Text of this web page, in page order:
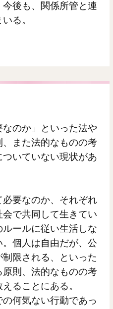
後も、関係所管と連
る。
なのか」といった法や
また法的なものの考
いていない現状があ
必要なのか、それぞれ
で共同して生きてい
ールに従い生活しな
個人は自由だが、公
限される、といった
則、法的なものの考
ることにある。
の何気ない行動であっ